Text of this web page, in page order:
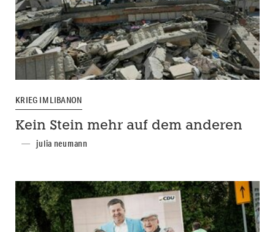
KRIEG IM LIBANON
Kein Stein mehr auf dem anderen
julia neumann